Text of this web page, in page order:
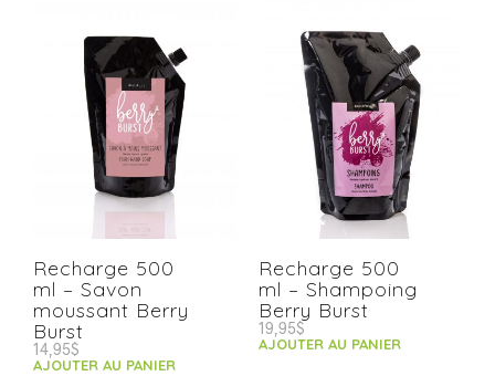
Recharge 500
ml – Savon
moussant Berry
Burst
14,95$
AJOUTER AU PANIER
Recharge 500
ml – Shampoing
Berry Burst
19,95$
AJOUTER AU PANIER